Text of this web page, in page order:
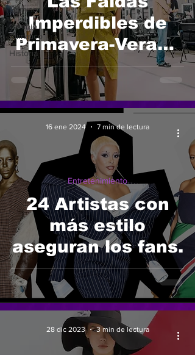
Gaming
Cambio
Climatico
Historia
Imperdibles de
Primavera-Verano
2025: ¡La
Tendencia que No
Puede Faltar en
Tu Armario!
24 Artistas con
más estilo
aseguran los fans.
Entretenimiento
16 ene 2024 7 min de lectura
28 dic 2023 3 min de lectura